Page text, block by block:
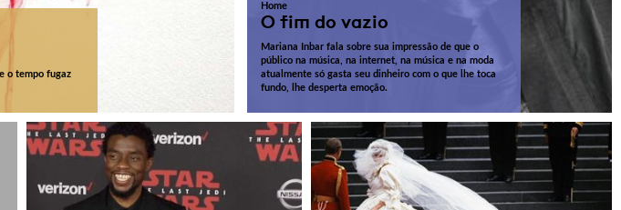
o tempo fugaz
Home
O fim do vazio
Mariana Inbar fala sobre sua impressão de que o
público na música, na internet, na música e na moda
atualmente só gasta seu dinheiro com o que lhe toca
fundo, lhe desperta emoção.